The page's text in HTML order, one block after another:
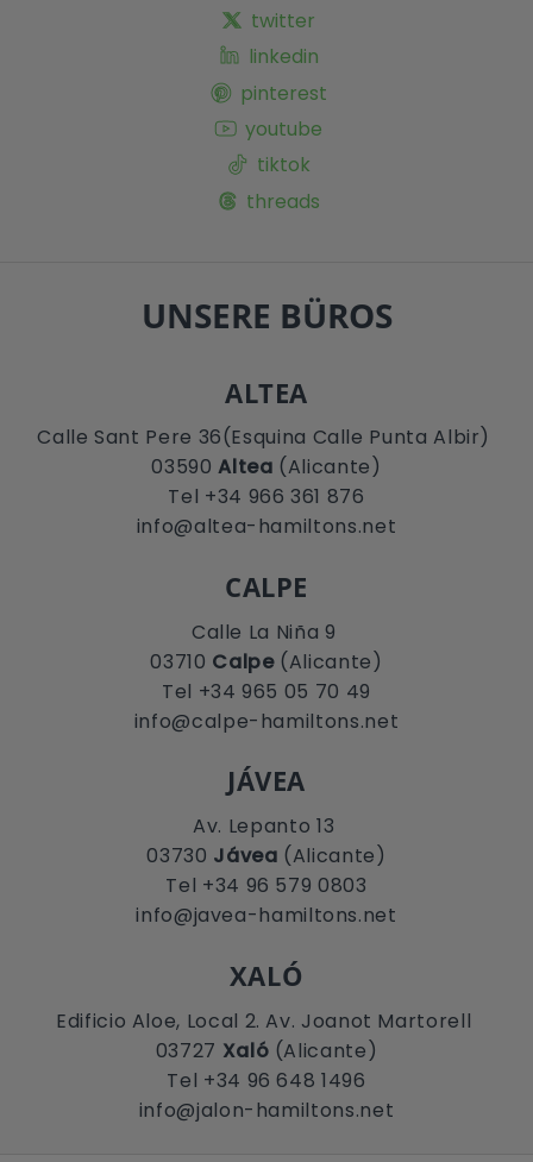
twitter
linkedin
pinterest
youtube
tiktok
threads
UNSERE BÜROS
ALTEA
Calle Sant Pere 36(Esquina Calle Punta Albir)
03590Altea (Alicante)
Tel +34 966 361 876
info@altea-hamiltons.net
CALPE
Calle La Niña 9
03710 Calpe(Alicante)
Tel +34 965 05 70 49
info@calpe-hamiltons.net
JÁVEA
Av. Lepanto 13
03730 Jávea (Alicante)
Tel +34 96 579 0803
info@javea-hamiltons.net
XALÓ
Edificio Aloe, Local 2. Av. Joanot Martorell
03727 Xaló (Alicante)
Tel +34 96 648 1496
info@jalon-hamiltons.net